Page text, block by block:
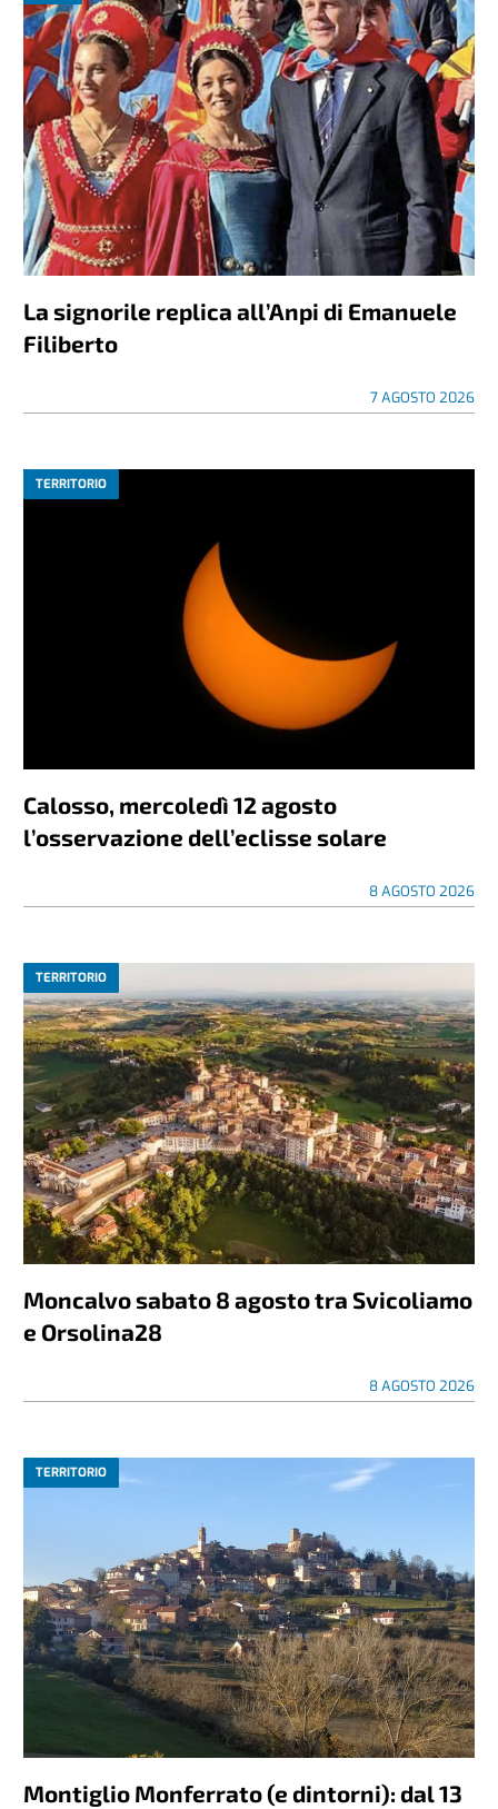
La signorile replica all’Anpi di Emanuele
Filiberto
7 AGOSTO 2026
TERRITORIO
Calosso, mercoledì 12 agosto
l’osservazione dell’eclisse solare
8 AGOSTO 2026
TERRITORIO
Moncalvo sabato 8 agosto tra Svicoliamo
e Orsolina28
8 AGOSTO 2026
TERRITORIO
Montiglio Monferrato (e dintorni): dal 13